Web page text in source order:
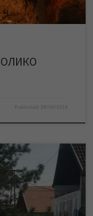
Published 28/09/2016
и канализација“ на
насељено место
обустављено
бити завршени до